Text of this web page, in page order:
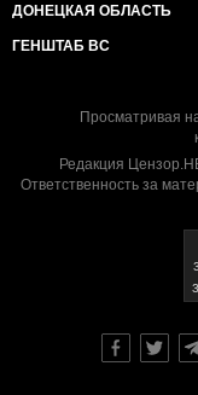
ДОНЕЦКАЯ ОБЛАСТЬ
ГЕНШТАБ ВС
Просматривая
Редакция
Ответственность за